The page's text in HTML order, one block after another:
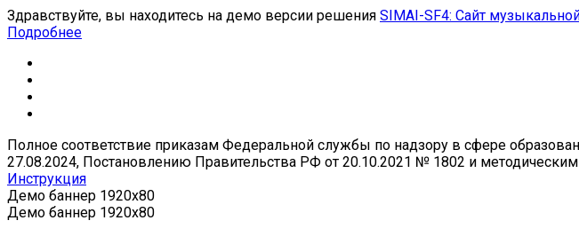
Здравствуйте, вы находитесь на демо версии решения SIMAI-SF4: Сайт
Подробнее
Полное соответствие приказам Федеральной службы по надзору в сфере
27.08.2024, Постановлению Правительства РФ от 20.10.2021 № 1802 и
Инструкция
Демо баннер 1920x80
Демо баннер 1920x80